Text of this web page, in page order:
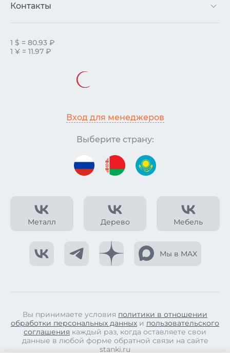
Металл Дерево Мебель
Мы в MAX
Контакты
1 $ = 80.93 ₽
1 ¥ = 11.97 ₽
Вход для менеджеров
Выберите страну:
Вы принимаете условия политики в отношении
обработки персональных данных и пользовательского
соглашения каждый раз, когда оставляете свои
данные в любой форме обратной связи на сайте
stanki.ru